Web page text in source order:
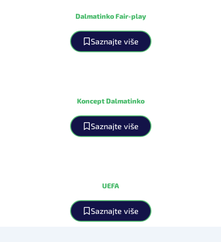
Dalmatinko Fair-play
Saznajte više
Koncept Dalmatinko
Saznajte više
UEFA
Saznajte više